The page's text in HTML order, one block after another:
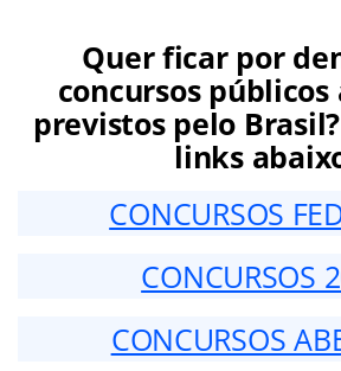
Quer ficar por
concursos públicos
previstos pelo
links
CONCURSOS
CONCURSOS
CONCURSOS